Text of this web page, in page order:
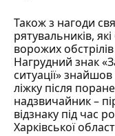
Також з нагоди
рятувальників, які
ворожих
Нагрудний знак
ситуації»
ліжку після
надзвичайник –
відзнаку під час
Харківської